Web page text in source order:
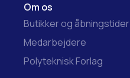
Om os
Butikker og åbningstider
Medarbejdere
Polyteknisk Forlag